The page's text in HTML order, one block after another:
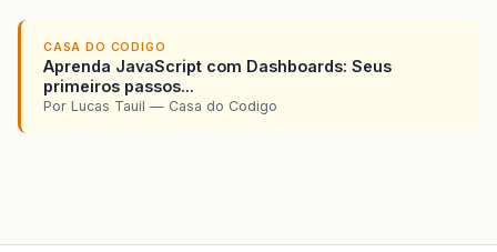
CASA DO CODIGO
Aprenda JavaScript com Dashboards: Seus
primeiros passos...
Por Lucas Tauil — Casa do Codigo